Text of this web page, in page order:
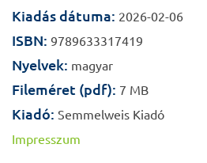
Kiadás dátuma: 2026-02-06
ISBN: 9789633317419
Nyelvek: magyar
Fileméret (pdf): 7 MB
Kiadó: Semmelweis Kiadó
Impresszum